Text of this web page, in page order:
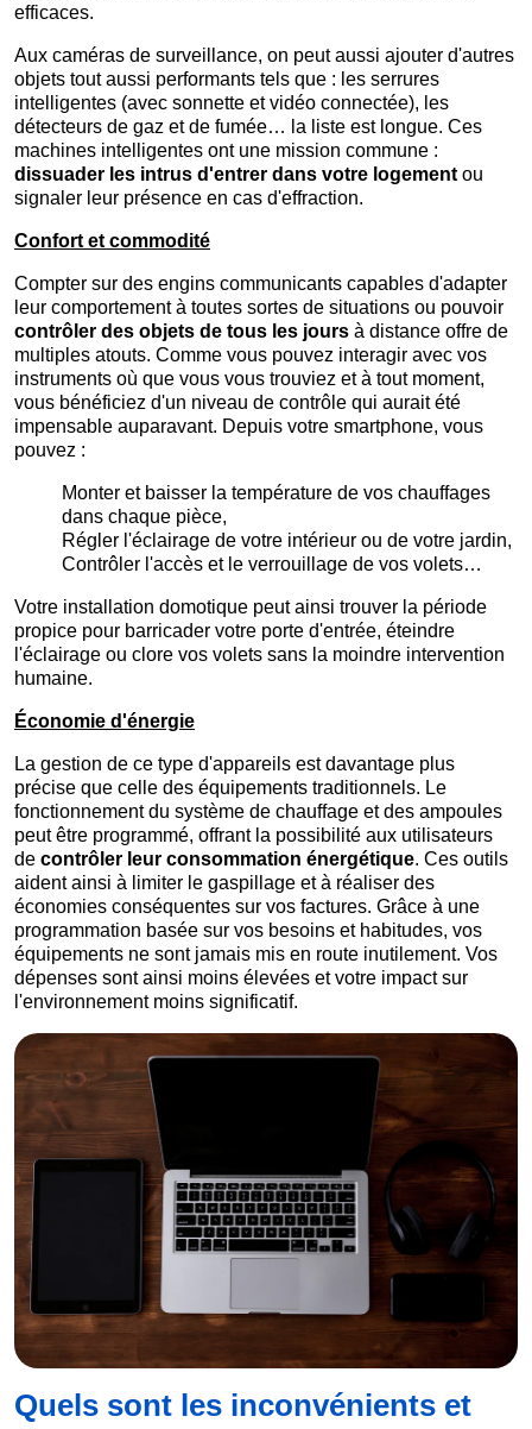
efficaces.
Aux caméras de surveillance, on peut aussi ajouter d'autres
objets tout aussi performants tels que : les serrures
intelligentes (avec sonnette et vidéo connectée), les
détecteurs de gaz et de fumée… la liste est longue. Ces
machines intelligentes ont une mission commune :
dissuader les intrus d'entrer dans votre logement ou
signaler leur présence en cas d'effraction.
Confort et commodité
Compter sur des engins communicants capables d'adapter
leur comportement à toutes sortes de situations ou pouvoir
contrôler des objets de tous les jours à distance offre de
multiples atouts. Comme vous pouvez interagir avec vos
instruments où que vous vous trouviez et à tout moment,
vous bénéficiez d'un niveau de contrôle qui aurait été
impensable auparavant. Depuis votre smartphone, vous
pouvez :
Monter et baisser la température de vos chauffages
dans chaque pièce,
Régler l'éclairage de votre intérieur ou de votre jardin,
Contrôler l'accès et le verrouillage de vos volets…
Votre installation domotique peut ainsi trouver la période
propice pour barricader votre porte d'entrée, éteindre
l'éclairage ou clore vos volets sans la moindre intervention
humaine.
Économie d'énergie
La gestion de ce type d'appareils est davantage plus
précise que celle des équipements traditionnels. Le
fonctionnement du système de chauffage et des ampoules
peut être programmé, offrant la possibilité aux utilisateurs
de contrôler leur consommation énergétique. Ces outils
aident ainsi à limiter le gaspillage et à réaliser des
économies conséquentes sur vos factures. Grâce à une
programmation basée sur vos besoins et habitudes, vos
équipements ne sont jamais mis en route inutilement. Vos
dépenses sont ainsi moins élevées et votre impact sur
l'environnement moins significatif.
Quels sont les inconvénients et